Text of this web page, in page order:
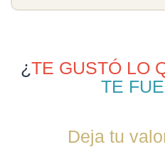
¿TE GUSTÓ LO
TE
Deja tu